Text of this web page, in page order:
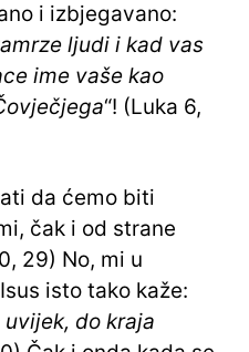
i izbjegavano:
ljudi i kad vas
ime vaše kao
“! (Luka 6,
da ćemo biti
čak i od strane
29) No, mi u
isto tako kaže:
do kraja